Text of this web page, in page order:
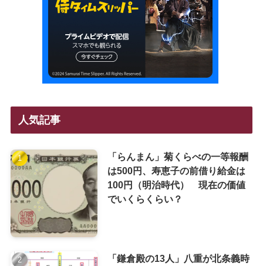
人気記事
「らんまん」菊くらべの一等報酬
は500円、寿恵子の前借り給金は
100円（明治時代） 現在の価値
でいくらくらい？
「鎌倉殿の13人」八重が北条義時